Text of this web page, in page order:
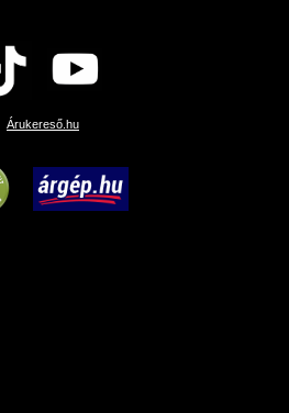
Árukereső.hu